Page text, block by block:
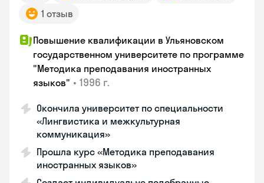
1 отзыв
Повышение квалификации в Ульяновском
государственном университете по программе
"Методика преподавания иностранных
языков" • 1996 г.
Окончила университет по специальности
«Лингвистика и межкультурная
коммуникация»
Прошла курс «Методика преподавания
иностранных языков»